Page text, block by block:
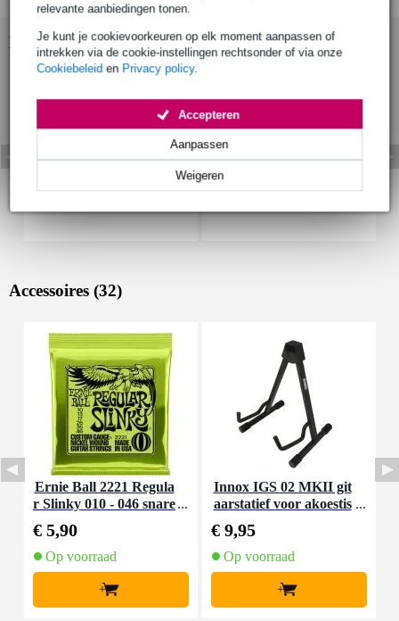
relevante aanbiedingen tonen.
Je kunt je cookievoorkeuren op elk moment aanpassen of
intrekken via de cookie-instellingen rechtsonder of via onze
Cookiebeleid en Privacy policy.
Weigeren
Aanpassen
Accepteren
Bekijk ook eens (8)
Accessoires (32)
Ernie Ball 2221 Regula
r Slinky 010 - 046 snare
€ 5,90
Op voorraad
+
Innox IGS 02 MKII git
aarstatief voor akoestis
€ 9,95
Op voorraad
+